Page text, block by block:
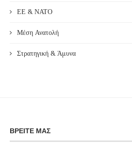
ΕΕ & ΝΑΤΟ
Μέση Ανατολή
Στρατηγική & Άμυνα
ΒΡΕΊΤΕ ΜΑΣ